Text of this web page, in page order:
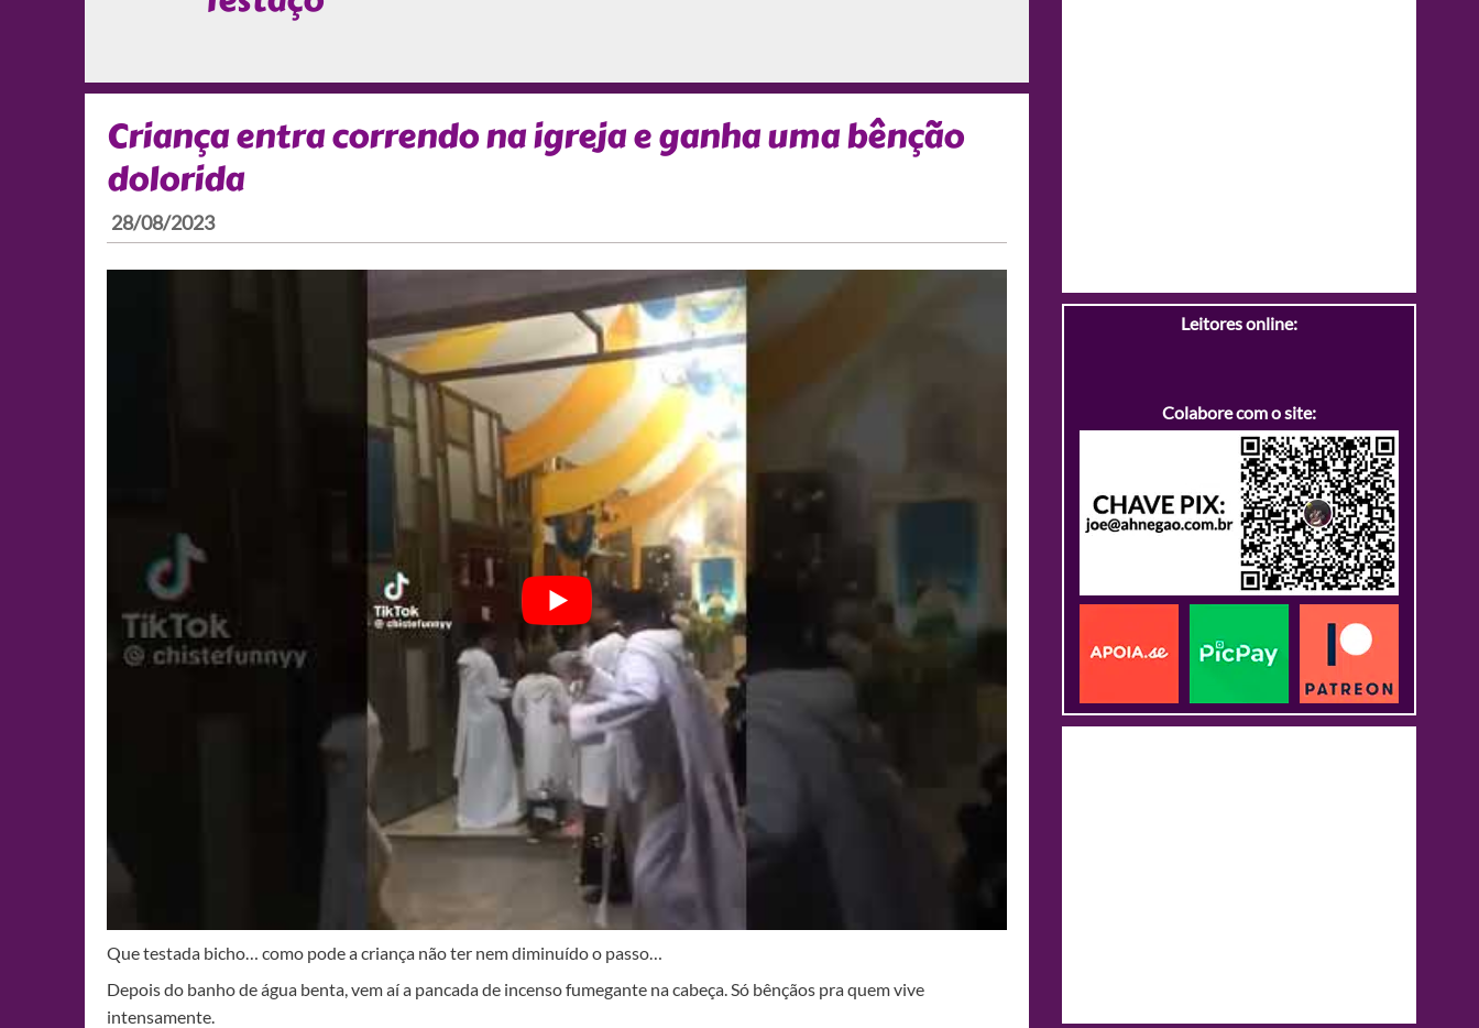
Criança entra correndo na igreja e ganha uma bênção
dolorida
28/08/2023
Que testada bicho… como pode a criança não ter nem diminuído o passo…
Depois do banho de água benta, vem aí a pancada de incenso fumegante na cabeça. Só bênçãos pra quem vive
intensamente.
Leitores online:
Colabore com o site: